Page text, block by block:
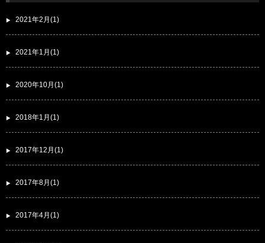
2021年2月(1)
2021年1月(1)
2020年10月(1)
2018年1月(1)
2017年12月(1)
2017年8月(1)
2017年4月(1)